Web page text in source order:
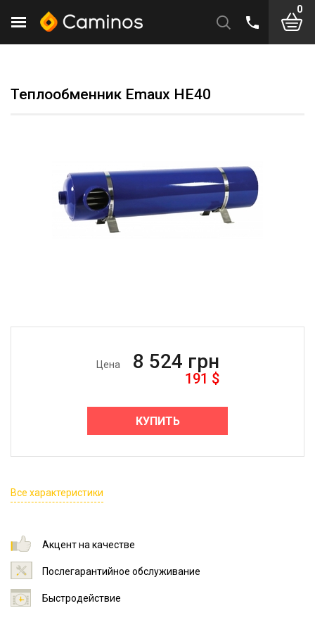
0
Теплообменник Emaux HE40
Цена 8 524 грн
191 $
КУПИТЬ
Все характеристики
Акцент на качестве
Послегарантийное обслуживание
Быстродействие